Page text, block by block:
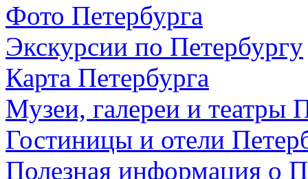
Фото Петербурга
Экскурсии по Петербургу
Карта Петербурга
Музеи, галереи и театры
Гостиницы и отели
Полезная информация о